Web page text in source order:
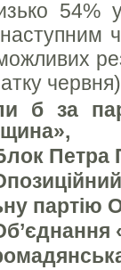
54%
б за
партію